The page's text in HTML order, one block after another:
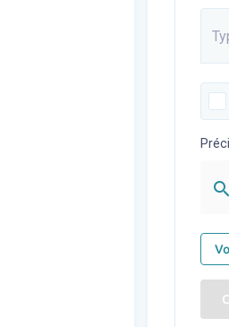
search